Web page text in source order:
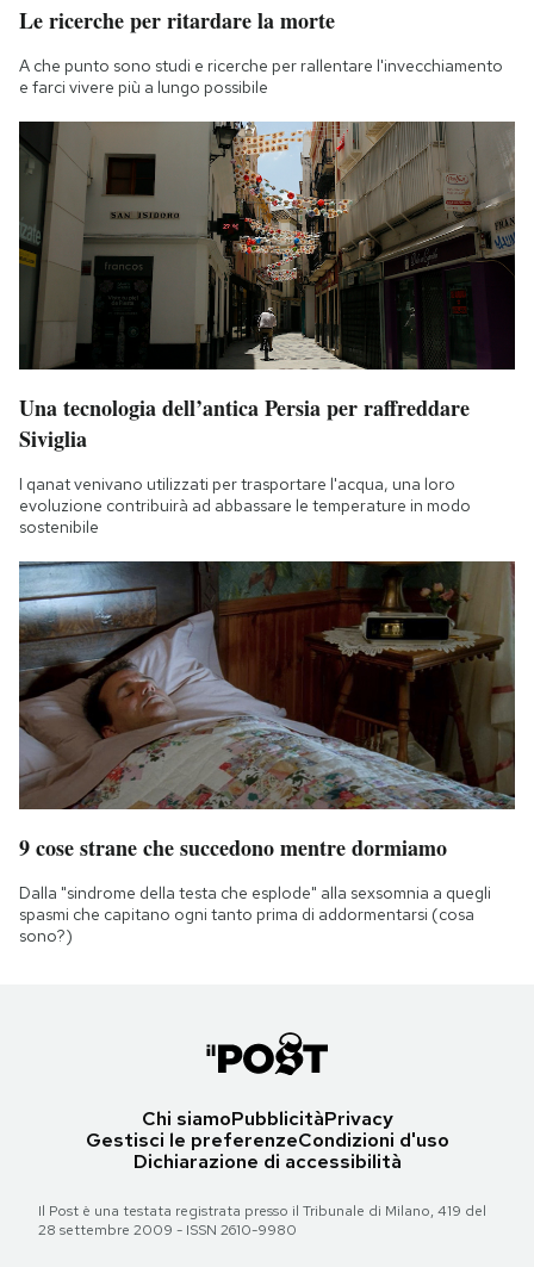
Le ricerche per ritardare la morte
A che punto sono studi e ricerche per rallentare l'invecchiamento
e farci vivere più a lungo possibile
Una tecnologia dell’antica Persia per raffreddare
Siviglia
I qanat venivano utilizzati per trasportare l'acqua, una loro
evoluzione contribuirà ad abbassare le temperature in modo
sostenibile
9 cose strane che succedono mentre dormiamo
Dalla "sindrome della testa che esplode" alla sexsomnia a quegli
spasmi che capitano ogni tanto prima di addormentarsi (cosa
sono?)
Chi siamoPubblicitàPrivacy
Gestisci le preferenzeCondizioni d'uso
Dichiarazione di accessibilità
Il Post è una testata registrata presso il Tribunale di Milano, 419 del
28 settembre 2009 - ISSN 2610-9980